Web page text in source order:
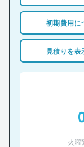
初期費用に
見積りを表
火曜